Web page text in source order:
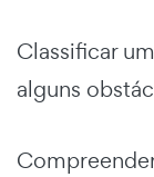
Classificar
alguns